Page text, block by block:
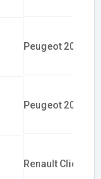
Peugeot 206
Peugeot 206
Renault Clio